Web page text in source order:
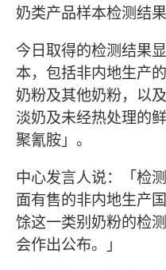
奶类产品样本检测结果
今日取得的检测结果
本，包括非内地生产
奶粉及其他奶粉，以
淡奶及未经热处理的
聚氰胺」。
中心发言人说：「检
面有售的非内地生产
馀这一类别奶粉的检
会作出公布。」